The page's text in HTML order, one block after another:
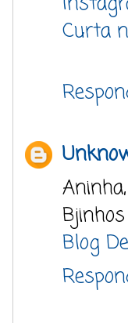
Curta
Bjinhos
Blog